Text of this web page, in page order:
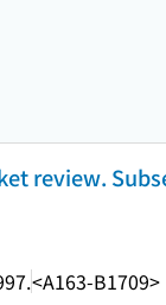
review.
<A163-B1709>